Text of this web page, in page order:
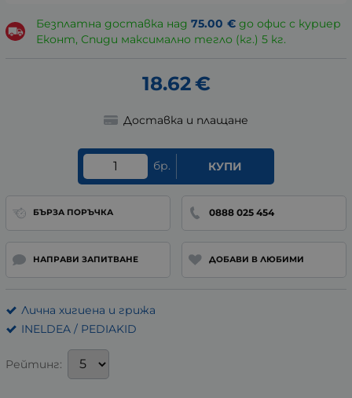
Безплатна доставка над 75.00 €до офис с куриер
Еконт, Спиди максимално тегло (кг.) 5 кг.
18.62€
Доставка и плащане
бр. КУПИ
БЪРЗА ПОРЪЧКА 0888 025 454
НАПРАВИ ЗАПИТВАНЕ ДОБАВИ В ЛЮБИМИ
Лична хигиена и грижа
INELDEA / PEDIAKID
Рейтинг: